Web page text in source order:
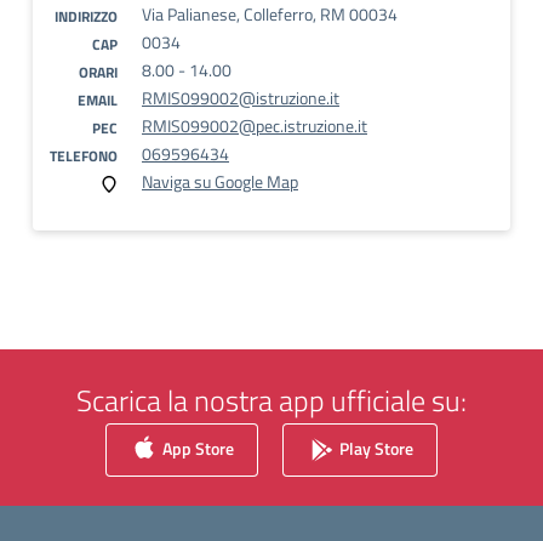
INDIRIZZO Via Palianese, Colleferro, RM 00034
CAP 0034
ORARI 8.00 - 14.00
EMAIL RMIS099002@istruzione.it
PEC RMIS099002@pec.istruzione.it
TELEFONO
069596434
Naviga su Google Map
Scarica la nostra app ufficiale su:
App Store Play Store